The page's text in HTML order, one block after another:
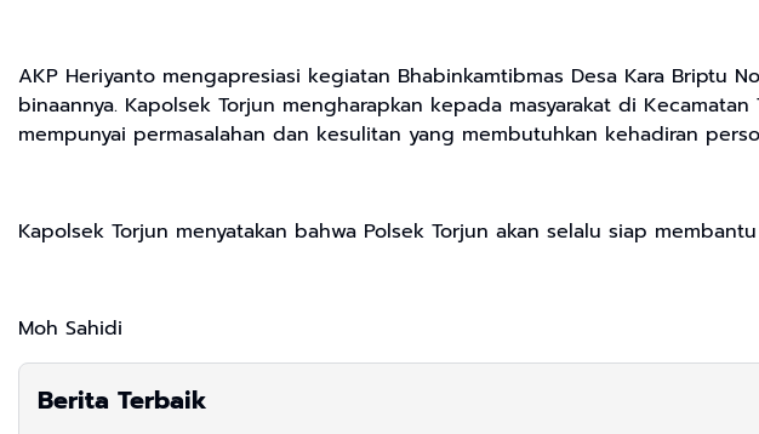
AKP Heriyanto mengapresiasi kegiatan Bhabinkamtibmas Desa Kara Briptu
binaannya. Kapolsek Torjun mengharapkan kepada masyarakat di
mempunyai permasalahan dan kesulitan yang membutuhkan kehadiran
Kapolsek Torjun menyatakan bahwa Polsek Torjun akan selalu siap
Moh Sahidi
Berita Terbaik